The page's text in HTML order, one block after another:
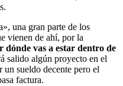
una gran parte de los
vienen de ahí, por la
dónde vas a estar dentro de
salido algún proyecto en el
un sueldo decente pero el
factura.